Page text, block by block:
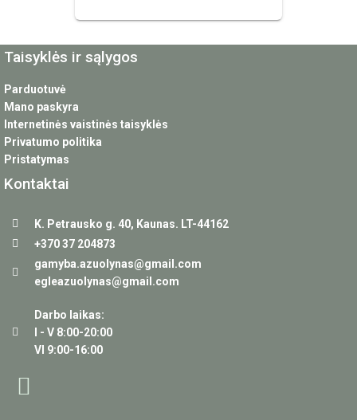
Taisyklės ir sąlygos
Parduotuvė
Mano paskyra
Internetinės vaistinės taisyklės
Privatumo politika
Pristatymas
Kontaktai
K. Petrausko g. 40, Kaunas. LT-44162
+370 37 204873
gamyba.azuolynas@gmail.com
egleazuolynas@gmail.com
Darbo laikas:
I - V 8:00-20:00
VI 9:00-16:00